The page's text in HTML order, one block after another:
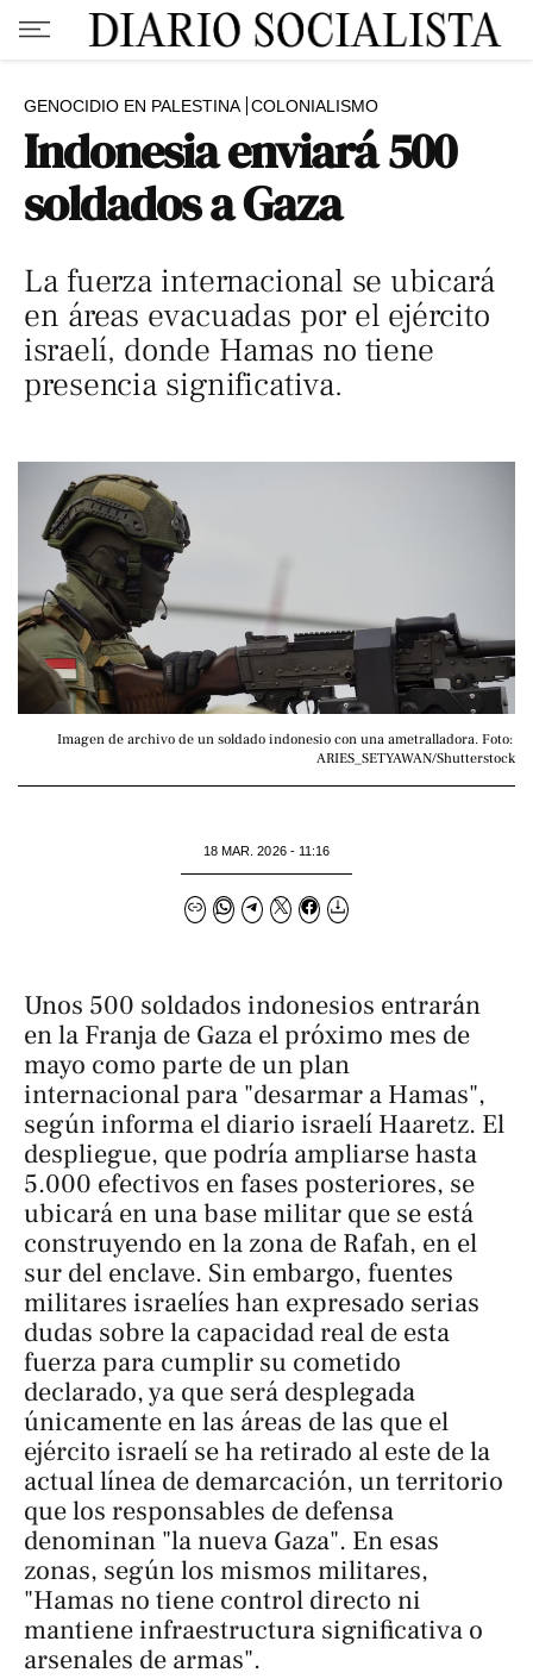
GENOCIDIO EN PALESTINA COLONIALISMO
Indonesia enviará 500
soldados a Gaza
La fuerza internacional se ubicará
en áreas evacuadas por el ejército
israelí, donde Hamas no tiene
presencia significativa.
Imagen de archivo de un soldado indonesio con una ametralladora. Foto:
ARIES_SETYAWAN/Shutterstock
18 MAR. 2026 - 11:16
Unos 500 soldados indonesios entrarán
en la Franja de Gaza el próximo mes de
mayo como parte de un plan
internacional para "desarmar a Hamas",
según informa el diario israelí Haaretz. El
despliegue, que podría ampliarse hasta
5.000 efectivos en fases posteriores, se
ubicará en una base militar que se está
construyendo en la zona de Rafah, en el
sur del enclave. Sin embargo, fuentes
militares israelíes han expresado serias
dudas sobre la capacidad real de esta
fuerza para cumplir su cometido
declarado, ya que será desplegada
únicamente en las áreas de las que el
ejército israelí se ha retirado al este de la
actual línea de demarcación, un territorio
que los responsables de defensa
denominan "la nueva Gaza". En esas
zonas, según los mismos militares,
"Hamas no tiene control directo ni
mantiene infraestructura significativa o
arsenales de armas".